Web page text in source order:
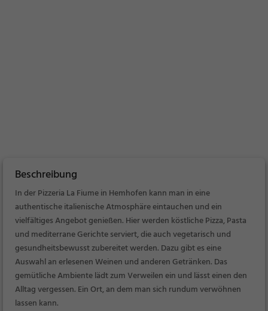
Beschreibung
In der Pizzeria La Fiume in Hemhofen kann man in eine
authentische italienische Atmosphäre eintauchen und ein
vielfältiges Angebot genießen. Hier werden köstliche Pizza, Pasta
und mediterrane Gerichte serviert, die auch vegetarisch und
gesundheitsbewusst zubereitet werden. Dazu gibt es eine
Auswahl an erlesenen Weinen und anderen Getränken. Das
gemütliche Ambiente lädt zum Verweilen ein und lässt einen den
Alltag vergessen. Ein Ort, an dem man sich rundum verwöhnen
lassen kann.